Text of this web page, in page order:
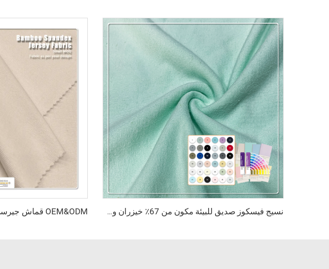
نسيج فيسكوز صديق للبيئة مكون من 67٪ خيزران و28٪ قنب و5٪ سباندكس، نسيج تنفّس مضاد للبكتيريا ويمتص الرطوبة للاستخدام في الملابس الداخلية والملابس الرياضية